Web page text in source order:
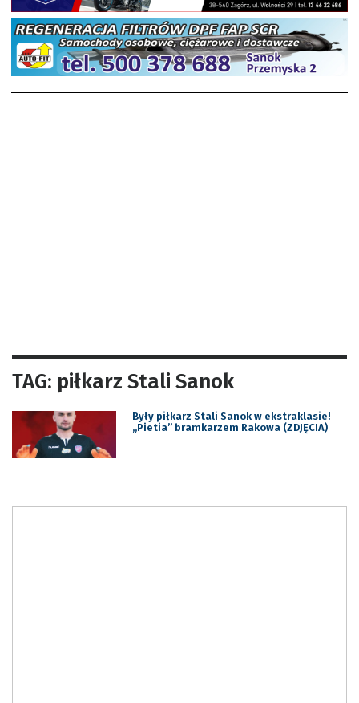
TAG: piłkarz Stali Sanok
Były piłkarz Stali Sanok w ekstraklasie!
„Pietia” bramkarzem Rakowa (ZDJĘCIA)